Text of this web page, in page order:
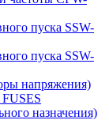
пуска SSW-
пуска SSW-
напряжения)
назначения)